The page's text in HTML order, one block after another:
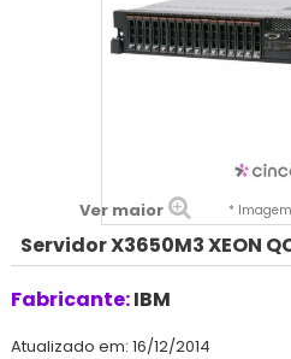
Ver maior *
Servidor X3650M3 XEON
Fabricante:IBM
Atualizado em: 16/12/2014